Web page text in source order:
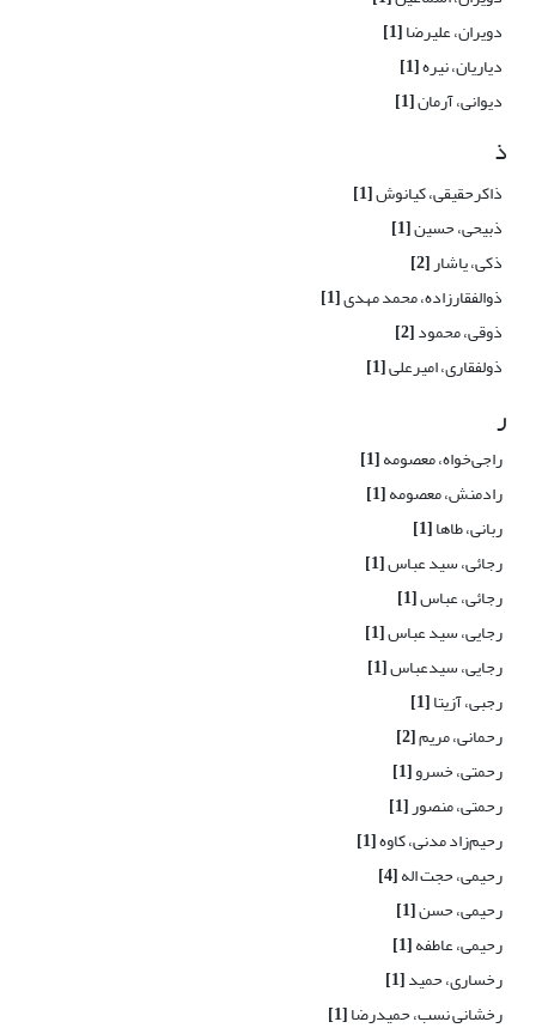
دویران، علیرضا[1]
دیاریان، نیره[1]
دیوانی، آرمان[1]
ذ
ذاکرحقیقی، کیانوش[1]
ذبیحی، حسین[1]
ذکی، یاشار[2]
ذوالفقارزاده، محمد مهدی[1]
ذوقی، محمود[2]
ذولفقاری، امیرعلی[1]
ر
راجی‌خواه، معصومه[1]
رادمنش، معصومه[1]
ربانی، طاها[1]
رجائی، سید عباس[1]
رجائی، عباس[1]
رجایی، سید عباس[1]
رجایی، سیدعباس[1]
رجبی، آزیتا[1]
رحمانی، مریم[2]
رحمتی، خسرو[1]
رحمتی، منصور[1]
رحیم‌زاد مدنی، کاوه[1]
رحیمی، حجت اله[4]
رحیمی، حسن[1]
رحیمی، عاطفه[1]
رخساری، حمید[1]
رخشانی نسب، حمیدرضا[1]